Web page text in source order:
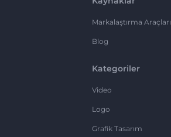
Markalaştırma Araçları
Blog
Kategoriler
Video
Logo
Grafik Tasarım